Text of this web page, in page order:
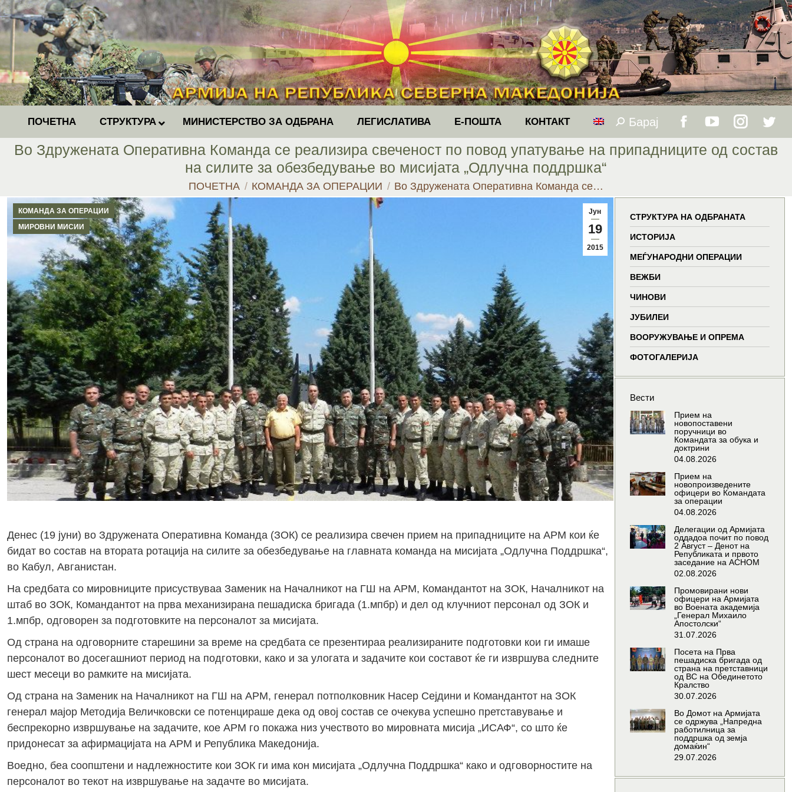
ПОЧЕТНА СТРУКТУРА МИНИСТЕРСТВО ЗА ОДБРАНА ЛЕГИСЛАТИВА Е-ПОШТА КОНТАКТ Search:
Барај
in
new
in
new
in
new new
Во Здружената Оперативна Команда се реализира свеченост по повод упатување на припадниците од состав
на силите за обезбедување во мисијата „Одлучна поддршка“
You are here:
ПОЧЕТНА КОМАНДА ЗА ОПЕРАЦИИ Во Здружената Оперативна Команда се…
Јун
19
2015
КОМАНДА ЗА ОПЕРАЦИИ
МИРОВНИ МИСИИ
Денес (19 јуни) во Здружената Оперативна Команда (ЗОК) се реализира свечен прием на припадниците на АРМ кои ќе
бидат во состав на втората ротација на силите за обезбедување на главната команда на мисијата „Одлучна Поддршка“,
во Кабул, Авганистан.
На средбата со мировниците присуствуваа Заменик на Началникот на ГШ на АРМ, Командантот на ЗОК, Началникот на
штаб во ЗОК, Командантот на прва механизирана пешадиска бригада (1.мпбр) и дел од клучниот персонал од ЗОК и
1.мпбр, одговорен за подготовките на персоналот за мисијата.
Од страна на одговорните старешини за време на средбата се презентираа реализираните подготовки кои ги имаше
персоналот во досегашниот период на подготовки, како и за улогата и задачите кои составот ќе ги извршува следните
шест месеци во рамките на мисијата.
Од страна на Заменик на Началникот на ГШ на АРМ, генерал потполковник Насер Сејдини и Командантот на ЗОК
генерал мајор Методија Величковски се потенцираше дека од овој состав се очекува успешно претставување и
беспрекорно извршување на задачите, кое АРМ го покажа низ учеството во мировната мисија „ИСАФ“, со што ќе
придонесат за афирмацијата на АРМ и Република Македонија.
Воедно, беа соопштени и надлежностите кои ЗОК ги има кон мисијата „Одлучна Поддршка“ како и одговорностите на
персоналот во текот на извршување на задачте во мисијата.
СТРУКТУРА НА ОДБРАНАТА
ИСТОРИЈА
МЕЃУНАРОДНИ ОПЕРАЦИИ
ВЕЖБИ
ЧИНОВИ
ЈУБИЛЕИ
ВООРУЖУВАЊЕ И ОПРЕМА
ФОТОГАЛЕРИЈА
Вести
Прием на
новопоставени
поручници во
Командата за обука и
доктрини
04.08.2026
Прием на
новопроизведените
офицери во Командата
за операции
04.08.2026
Делегации од Армијата
оддадоа почит по повод
2 Август – Денот на
Републиката и првото
заседание на АСНОМ
02.08.2026
Промовирани нови
офицери на Армијата
во Воената академија
„Генерал Михаило
Апостолски“
31.07.2026
Посета на Прва
пешадиска бригада од
страна на претставници
од ВС на Обединетото
Кралство
30.07.2026
Во Домот на Армијата
се одржува „Напредна
работилница за
поддршка од земја
домаќин“
29.07.2026